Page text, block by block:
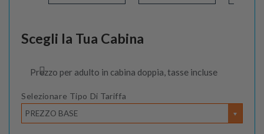
Scegli la Tua Cabina
Prezzo per adulto in cabina doppia, tasse incluse
Selezionare Tipo Di Tariffa
PREZZO BASE